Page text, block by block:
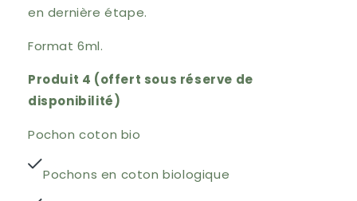
en dernière étape.
Format 6ml.
Produit 4 (offert sous réserve de
disponibilité)
Pochon coton bio
Pochons en coton biologique